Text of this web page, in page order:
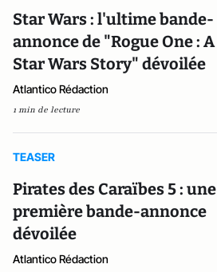
Star Wars : l'ultime bande-
annonce de "Rogue One : A
Star Wars Story" dévoilée
Atlantico Rédaction
1 min de lecture
TEASER
Pirates des Caraïbes 5 : une
première bande-annonce
dévoilée
Atlantico Rédaction